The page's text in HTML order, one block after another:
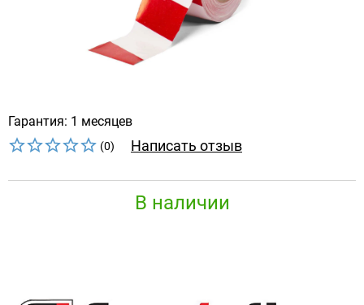
Гарантия: 1 месяцев
(0) Написать отзыв
В наличии